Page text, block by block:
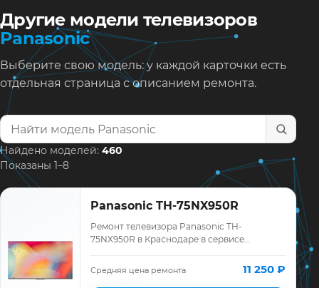
Другие модели телевизоров
Panasonic
Выберите свою модель: у каждой карточки есть
отдельная страница с описанием ремонта.
Найти модель телевизора
Найдено моделей: 460
Показаны 1–8
Panasonic TH-75NX950R
Ремонт телевизора Panasonic TH-
75NX950R в Краснодаре в сервисе
Panasonic, смета до ремонта, запчасти и
гарантия до 12 мес…
Средняя цена ремонта 11 250 ₽